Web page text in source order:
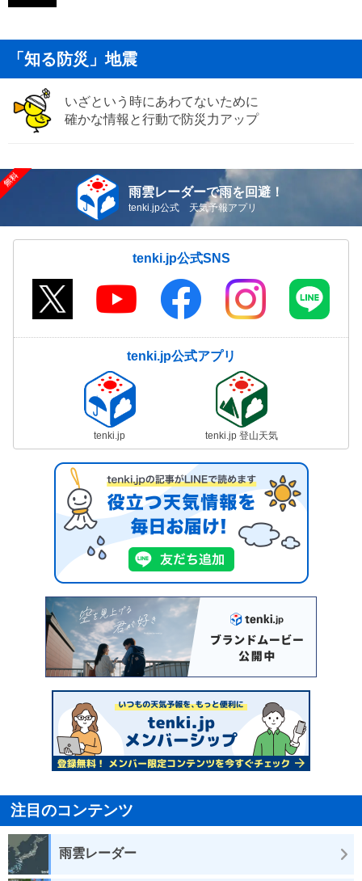
「知る防災」地震
いざという時にあわてないために
確かな情報と行動で防災力アップ
雨雲レーダーで雨を回避！
tenki.jp公式 天気予報アプリ
tenki.jp公式SNS
tenki.jp公式アプリ
tenki.jp tenki.jp 登山天気
注目のコンテンツ
雨雲レーダー